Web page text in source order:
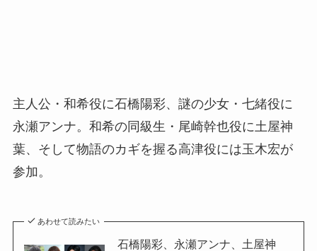
主人公・和希役に石橋陽彩、謎の少女・七緒役に
永瀬アンナ。和希の同級生・尾崎幹也役に土屋神
葉、そして物語のカギを握る高津役には玉木宏が
参加。
あわせて読みたい
石橋陽彩、永瀬アンナ、土屋神